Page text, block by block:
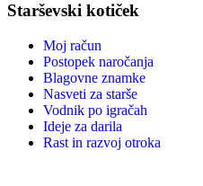
Starševski kotiček
Moj račun
Postopek naročanja
Blagovne znamke
Nasveti za starše
Vodnik po igračah
Ideje za darila
Rast in razvoj otroka